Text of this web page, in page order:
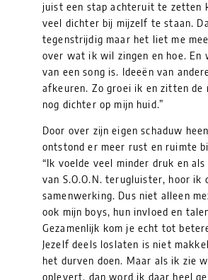
juist een stap achteruit te zetten
veel dichter bij mijzelf te staan.
tegenstrijdig maar het liet me
over wat ik wil zingen en hoe. En
van een song is. Ideeën van
afkeuren. Zo groei ik en zitten de
nog dichter op mijn huid.”
Door over zijn eigen schaduw
ontstond er meer rust en ruimte
“Ik voelde veel minder druk en als
van S.O.O.N. terugluister, hoor ik
samenwerking. Dus niet alleen
ook mijn boys, hun invloed en
Gezamenlijk kom je echt tot
Jezelf deels loslaten is niet
het durven doen. Maar als ik zie
oplevert, dan word ik daar heel